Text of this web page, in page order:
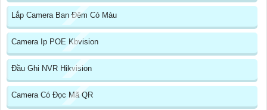
Lắp Camera Ban Đêm Có Màu
Camera Ip POE Kbvision
Đầu Ghi NVR Hikvision
Camera Có Đọc Mã QR